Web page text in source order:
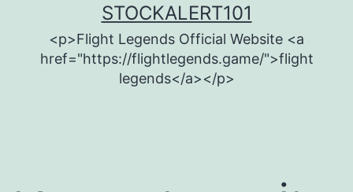
STOCKALERT101
<p>Flight Legends Official Website <a
href="https://flightlegends.game/">flight
legends</a></p>